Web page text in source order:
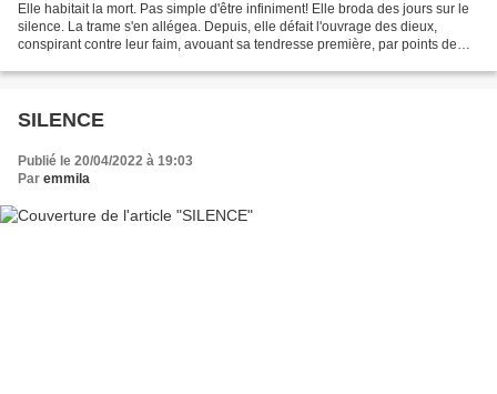
Elle habitait la mort. Pas simple d'être infiniment! Elle broda des jours sur le
silence. La trame s'en allégea. Depuis, elle défait l'ouvrage des dieux,
conspirant contre leur faim, avouant sa tendresse première, par points de
SILENCE
Publié le 20/04/2022 à 19:03
Par emmila